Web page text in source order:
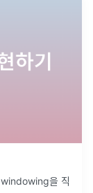
을 직